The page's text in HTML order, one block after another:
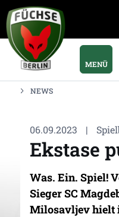
MENÜ
NEWS
06.09.2023 |
Ekstase
Was. Ein. Spiel!
Sieger SC
Milosavljev hielt